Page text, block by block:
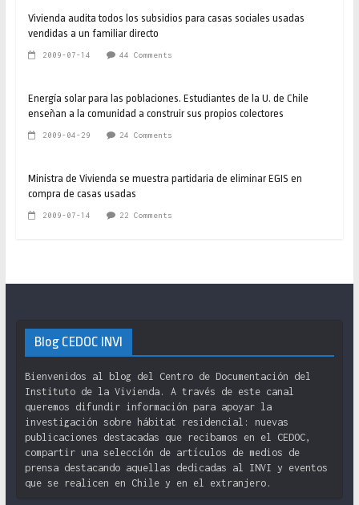
Vivienda audita todos los subsidios para casas sociales usadas
vendidas a un familiar directo
2009-07-14 44 Comments
Energía solar para las poblaciones. Estudiantes de la U. de Chile
enseñan a la comunidad a construir sus propios colectores
2009-04-29 24 Comments
Ministra de Vivienda se muestra partidaria de eliminar EGIS en
compra de casas usadas
2009-07-14 22 Comments
Blog CEDOC INVI
Bienvenidos al blog del Centro de Documentación del
Instituto de la Vivienda. A través de este canal
queremos difundir información para apoyar la
investigación sobre hábitat residencial: nuevas
publicaciones destacadas que recibamos en el CEDOC,
compartir una selección de artículos de medios de
prensa destacando aquellas dedicadas al INVI y eventos
que se realicen en Chile y en el extranjero.